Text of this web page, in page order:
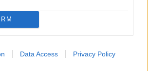
Data Access Privacy Policy
βίντεο από το τροχαίο στις
που σκοτώθηκαν μητέρα και γιος: